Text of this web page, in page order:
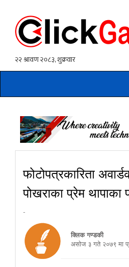
फोटोपत्रकारिता
पोखराका प्रेम थापाका
-
क्लिक गण्डकी
असाेज ३ गते २०७९ मा